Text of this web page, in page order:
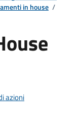
in house /
azioni